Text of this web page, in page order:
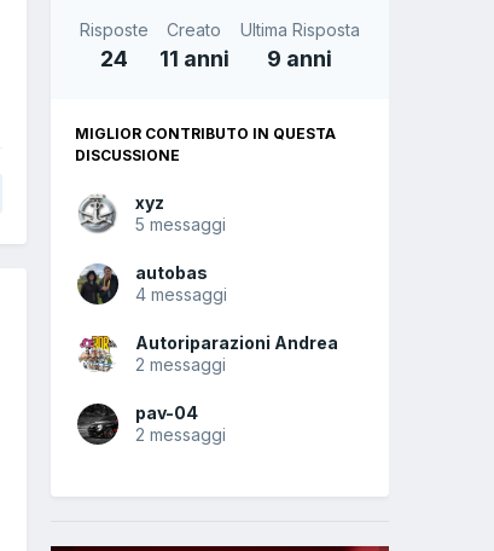
Risposte
24
Creato
11 anni
Ultima Risposta
9 anni
MIGLIOR CONTRIBUTO IN QUESTA
DISCUSSIONE
xyz
5 messaggi
autobas
4 messaggi
Autoriparazioni Andrea
2 messaggi
pav-04
2 messaggi